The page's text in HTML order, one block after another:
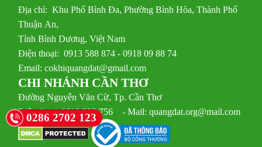
Địa chỉ: Khu Phố Bình Đa, Phường Bình Hòa, Thành Phố
Thuận An,
Tỉnh Bình Dương, Việt Nam
Điện thoại: 0913 588 874 - 0918 09 88 74
Email:cokhiquangdat@gmail.com
CHI NHÁNH CẦN THƠ
Đường Nguyễn Văn Cừ, Tp. Cần Thơ
Điện thoại: 0913 333 756 - Mail: quangdat.org@mail.com
0286 2702 123